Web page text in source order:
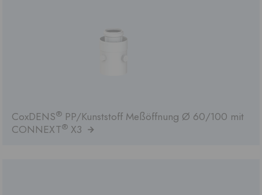
CoxDENS® PP/Kunststoff Meßöffnung Ø 60/100 mit
CONNEXT® X3